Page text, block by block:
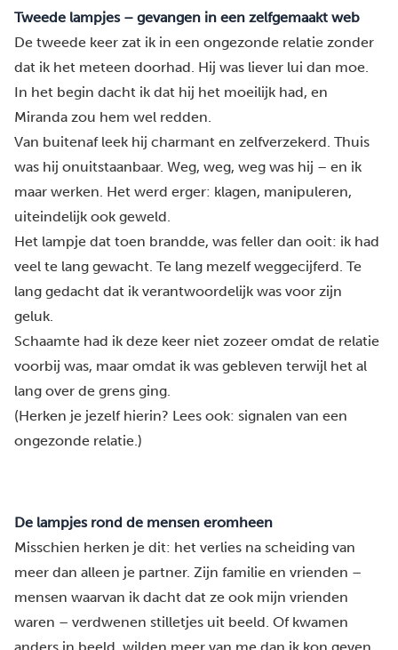
Tweede lampjes – gevangen in een zelfgemaakt web
De tweede keer zat ik in een ongezonde relatie zonder
dat ik het meteen doorhad. Hij was liever lui dan moe.
In het begin dacht ik dat hij het moeilijk had, en
Miranda zou hem wel redden.
Van buitenaf leek hij charmant en zelfverzekerd. Thuis
was hij onuitstaanbaar. Weg, weg, weg was hij – en ik
maar werken. Het werd erger: klagen, manipuleren,
uiteindelijk ook geweld.
Het lampje dat toen brandde, was feller dan ooit: ik had
veel te lang gewacht. Te lang mezelf weggecijferd. Te
lang gedacht dat ik verantwoordelijk was voor zijn
geluk.
Schaamte had ik deze keer niet zozeer omdat de relatie
voorbij was, maar omdat ik was gebleven terwijl het al
lang over de grens ging.
(Herken je jezelf hierin? Lees ook: signalen van een
ongezonde relatie.)
De lampjes rond de mensen eromheen
Misschien herken je dit: het verlies na scheiding van
meer dan alleen je partner. Zijn familie en vrienden –
mensen waarvan ik dacht dat ze ook mijn vrienden
waren – verdwenen stilletjes uit beeld. Of kwamen